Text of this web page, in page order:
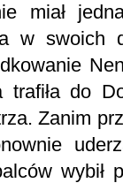
miał
w swoich
trafiła do
Zanim
wybił